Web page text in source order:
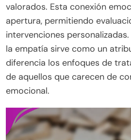
valorados. Esta conexión
apertura, permitiendo
intervenciones
la empatía sirve como un
diferencia los enfoques de
de aquellos que carecen de
emocional.